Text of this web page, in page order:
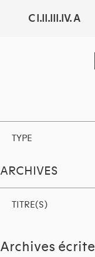
C I.II.III.IV. A
TYPE
ARCHIVES
TITRE(S)
Archives